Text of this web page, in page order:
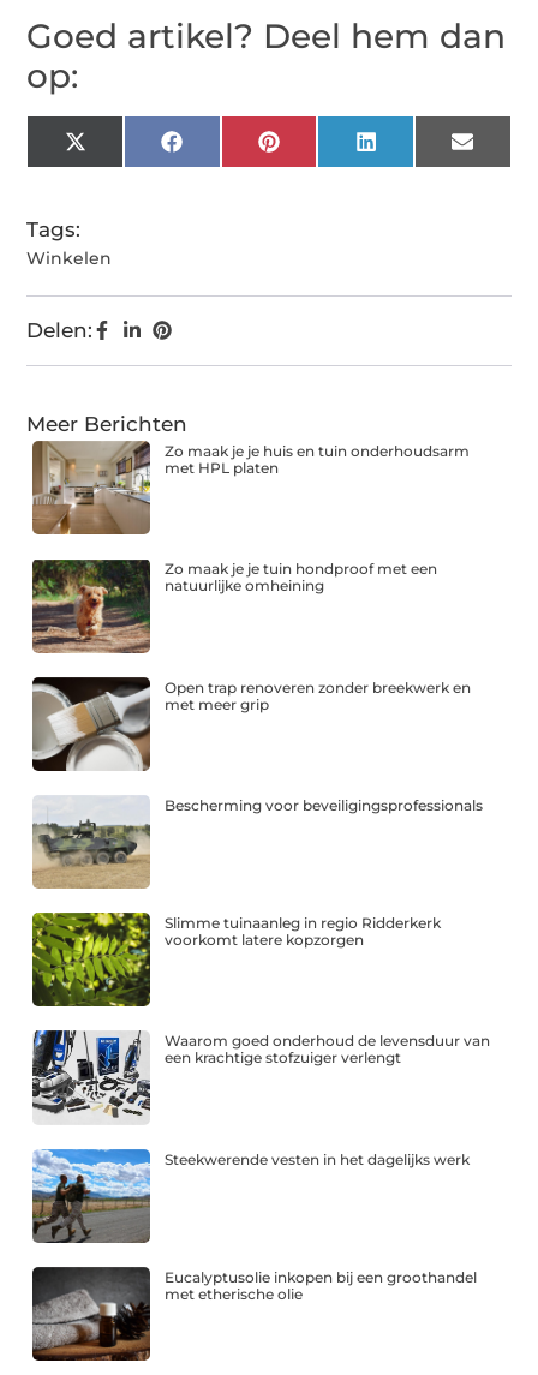
Goed artikel? Deel hem dan
op:
X
(Twitter)
FacebookPinterestLinkedIn Email
Tags:
Winkelen
Delen:
Meer Berichten
Zo maak je je huis en tuin onderhoudsarm
met HPL platen
Zo maak je je tuin hondproof met een
natuurlijke omheining
Open trap renoveren zonder breekwerk en
met meer grip
Bescherming voor beveiligingsprofessionals
Slimme tuinaanleg in regio Ridderkerk
voorkomt latere kopzorgen
Waarom goed onderhoud de levensduur van
een krachtige stofzuiger verlengt
Steekwerende vesten in het dagelijks werk
Eucalyptusolie inkopen bij een groothandel
met etherische olie